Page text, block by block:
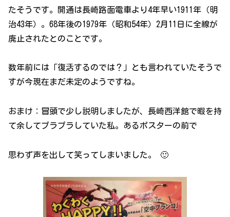
たそうです。開通は長崎路面電車より4年早い1911年（明
治43年）。68年後の1979年（昭和54年）2月11日に全線が
廃止されたとのことです。
数年前には「復活するのでは？」とも言われていたそうで
すが今現在まだ未定のようですね。
おまけ：冒頭で少し説明しましたが、長崎西洋館で暇を持
て余してプラプラしていた私。あるポスターの前で
思わず声を出して笑ってしまいました。 🙂